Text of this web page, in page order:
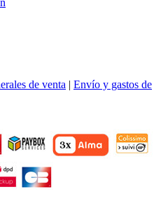
de venta | Envío y gastos de